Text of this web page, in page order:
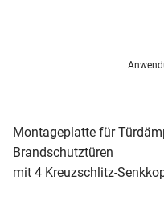
Montageplatte für
Brandschutztüren
mit 4 Kreuzschlitz-